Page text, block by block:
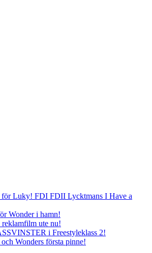
för Luky! FDI FDII Lycktmans I Have a
Wonder i hamn!
reklamfilm ute nu!
i Freestyleklass 2!
Wonders första pinne!